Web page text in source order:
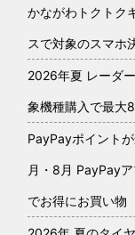
かながわトクトク
スで対象のスマホ
2026年夏 レーダ
象機種購入で最大
PayPayポイント
月・8月 PayPay
でお得にお買い物